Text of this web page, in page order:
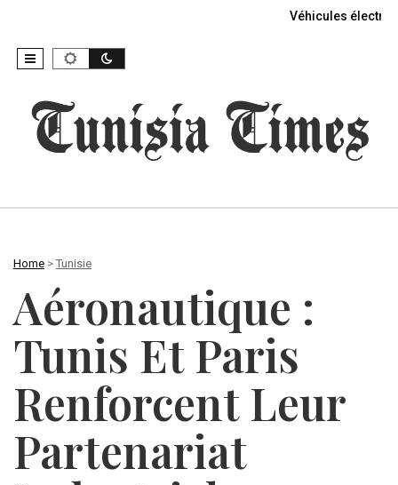
Véhicules
Home > Tunisie
Aéronautique :
Tunis Et Paris
Renforcent Leur
Partenariat